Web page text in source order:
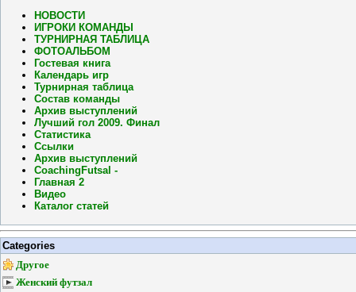
НОВОСТИ
ИГРОКИ КОМАНДЫ
ТУРНИРНАЯ ТАБЛИЦА
ФОТОАЛЬБОМ
Гостевая книга
Календарь игр
Турнирная таблица
Состав команды
Архив выступлений
Лучший гол 2009. Финал
Статистика
Ссылки
Архив выступлений
CoachingFutsal -
Главная 2
Видео
Каталог статей
Categories
Другое
Женский футзал